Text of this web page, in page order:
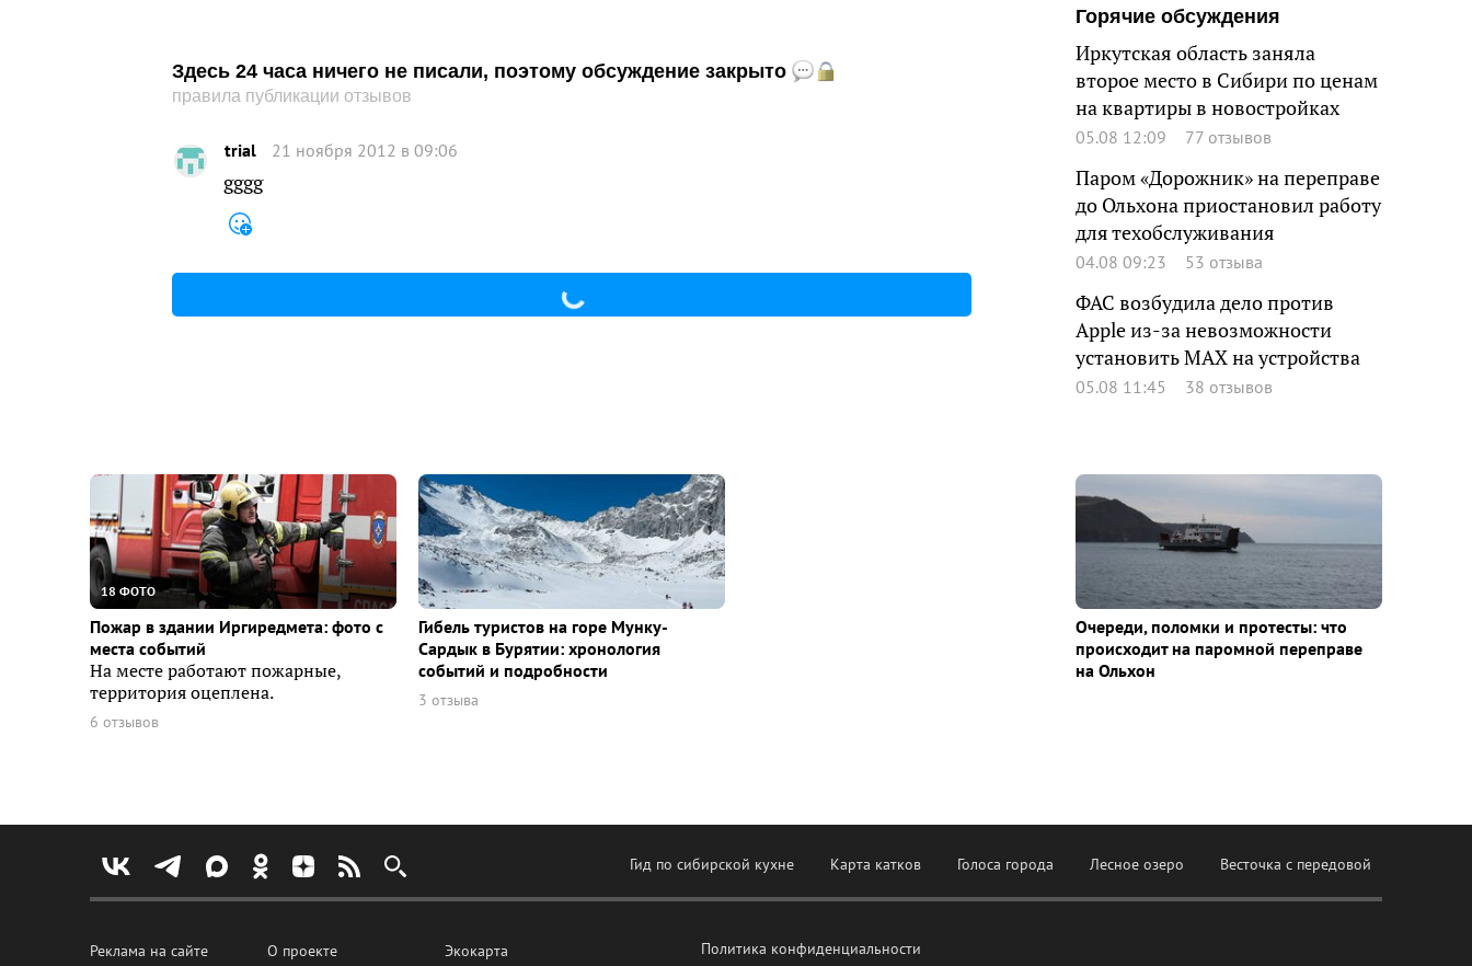
Здесь 24 часа ничего не писали, поэтому обсуждение закрыто
правила публикации отзывов
trial 21 ноября 2012 в 09:06
gggg
Горячие обсуждения
Иркутская область заняла
второе место в Сибири по ценам
на квартиры в новостройках
05.08 12:09 77 отзывов
Паром «Дорожник» на переправе
до Ольхона приостановил работу
для техобслуживания
04.08 09:23 53 отзыва
ФАС возбудила дело против
Apple из-за невозможности
установить MAX на устройства
05.08 11:45 38 отзывов
18 ФОТО
Пожар в здании Иргиредмета: фото с
места событий
На месте работают пожарные,
территория оцеплена.
6 отзывов
Гибель туристов на горе Мунку-
Сардык в Бурятии: хронология
событий и подробности
3 отзыва
Очереди, поломки и протесты: что
происходит на паромной переправе
на Ольхон
Гид по сибирской кухне Карта катков Голоса города Лесное озеро Весточка с передовой
Реклама на сайте
О проекте
Экокарта
Политика конфиденциальности